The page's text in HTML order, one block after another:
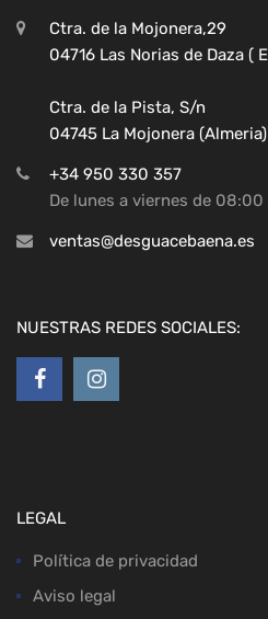
Ctra. de la Mojonera,29
04716 Las Norias de Daza (
Ctra. de la Pista, S/n
04745 La Mojonera (Almeria)
+34 950 330 357
De lunes a viernes de 08:00
ventas@desguacebaena.es
NUESTRAS REDES SOCIALES:
LEGAL
Política de privacidad
Aviso legal